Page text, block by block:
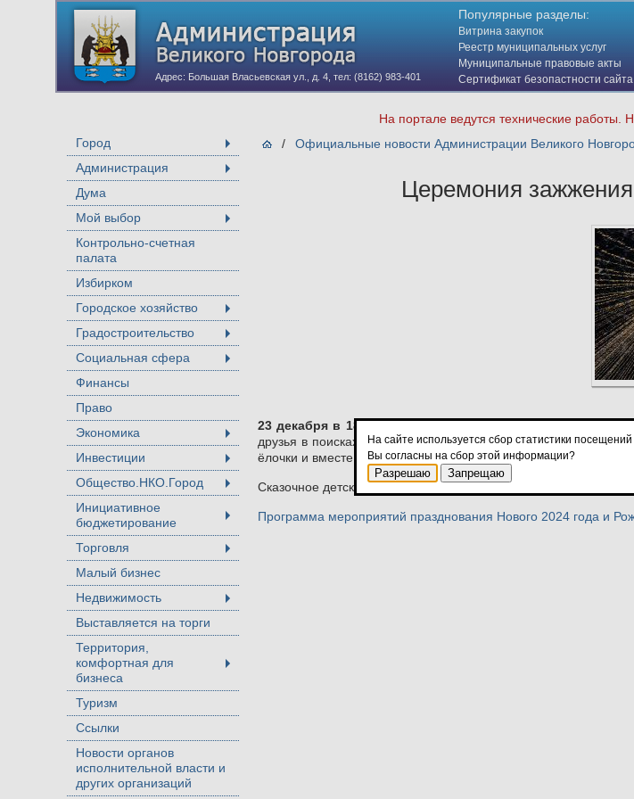
Адрес: Большая Власьевская ул., д. 4, тел: (8162) 983-401
Популярные разделы:
Витрина закупок
Реестр муниципальных услуг
Муниципальные правовые акты
Сертификат безопастности сайта
(HTTPS)
На портале ведутся технические работы.
Город
Администрация
Дума
Мой выбор
Контрольно-счетная
палата
Избирком
Городское хозяйство
Градостроительство
Социальная сфера
Финансы
Право
Экономика
Инвестиции
Общество.НКО.Город
Инициативное
бюджетирование
Торговля
Малый бизнес
Недвижимость
Выставляется на торги
Территория,
комфортная для
бизнеса
Туризм
Ссылки
Новости органов
исполнительной власти и
других организаций
/ Официальные новости Администрации Великого
Церемония зажжения
23 декабря в 18:00на площади Победы-Софийской
друзья в поисках заколдованного дракона». В ходе
ёлочки и вместе с гостями встанут в хоровод-танец «В лесу
Сказочное детское представление со сцены будет
Программа мероприятий празднования Нового 2024 года и
На сайте используется сбор статистики
Вы согласны на сбор этой информации?
Разрешаю Запрещаю